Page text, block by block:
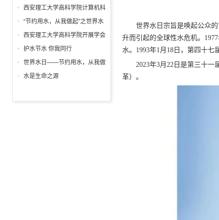
世界水日宗旨是唤起公众
升而引起的全球性水危机。
水。1993年1月18日，第四十七
2023年3月22日是第三十一
革）。
青春故事分享会！
“阳光体育节 运动嘉年华” 活动
西安理工大学高科学院计算机科
学学生第一党支部 “学雷锋” 系
列主题活动精彩纷呈
“节约用水，从我做起”之世界水
日
西安理工大学高科学院开展学会
感恩与爱同行征文表彰大会
护水节水 你我同行
世界水日——节约用水，从我做
起!
水是生命之源